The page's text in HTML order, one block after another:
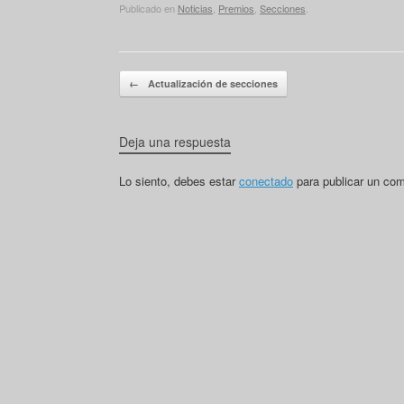
Publicado en Noticias Premios Secciones
Navegador de artículos
← Actualización de secciones
Deja una respuesta
Lo siento, debes estarconectado para publicar un